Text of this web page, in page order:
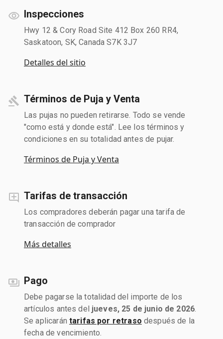
Inspecciones
Hwy 12 & Cory Road Site 412 Box 260 RR4,
Saskatoon, SK, Canada S7K 3J7
Detalles del sitio
Términos de Puja y Venta
Las pujas no pueden retirarse. Todo se vende
"como está y donde está". Lee los términos y
condiciones en su totalidad antes de pujar.
Términos de Puja y Venta
Tarifas de transacción
Los compradores deberán pagar una tarifa de
transacción de comprador
Más detalles
Pago
Debe pagarse la totalidad del importe de los
artículos antes del jueves, 25 de junio de 2026
Se aplicarán tarifas por retraso después de la
fecha de vencimiento.